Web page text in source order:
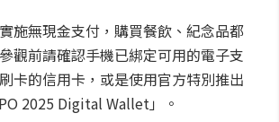
施無現金支付，購買餐飲、紀念品都
觀前請確認手機已綁定可用的電子支
卡的信用卡，或是使用官方特別推出
2025 Digital Wallet」。